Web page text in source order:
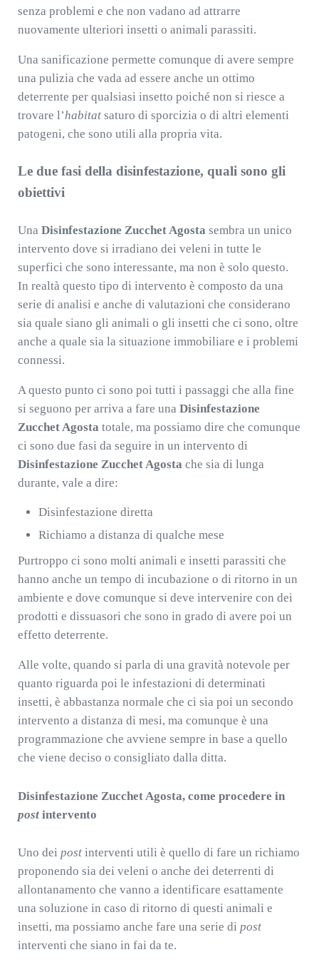
senza problemi e che non vadano ad attrarre
nuovamente ulteriori insetti o animali parassiti.
Una sanificazione permette comunque di avere sempre
una pulizia che vada ad essere anche un ottimo
deterrente per qualsiasi insetto poiché non si riesce a
trovare l’habitatsaturo di sporcizia o di altri elementi
patogeni, che sono utili alla propria vita.
Le due fasi della disinfestazione, quali sono gli
obiettivi
Una Disinfestazione Zucchet Agosta sembra un unico
intervento dove si irradiano dei veleni in tutte le
superfici che sono interessante, ma non è solo questo.
In realtà questo tipo di intervento è composto da una
serie di analisi e anche di valutazioni che considerano
sia quale siano gli animali o gli insetti che ci sono, oltre
anche a quale sia la situazione immobiliare e i problemi
connessi.
A questo punto ci sono poi tutti i passaggi che alla fine
si seguono per arriva a fare una Disinfestazione
Zucchet Agosta totale, ma possiamo dire che comunque
ci sono due fasi da seguire in un intervento di
Disinfestazione Zucchet Agosta che sia di lunga
durante, vale a dire:
Disinfestazione diretta
Richiamo a distanza di qualche mese
Purtroppo ci sono molti animali e insetti parassiti che
hanno anche un tempo di incubazione o di ritorno in un
ambiente e dove comunque si deve intervenire con dei
prodotti e dissuasori che sono in grado di avere poi un
effetto deterrente.
Alle volte, quando si parla di una gravità notevole per
quanto riguarda poi le infestazioni di determinati
insetti, è abbastanza normale che ci sia poi un secondo
intervento a distanza di mesi, ma comunque è una
programmazione che avviene sempre in base a quello
che viene deciso o consigliato dalla ditta.
Disinfestazione Zucchet Agosta, come procedere in
post intervento
Uno dei postinterventi utili è quello di fare un richiamo
proponendo sia dei veleni o anche dei deterrenti di
allontanamento che vanno a identificare esattamente
una soluzione in caso di ritorno di questi animali e
insetti, ma possiamo anche fare una serie di post
interventi che siano in fai da te.